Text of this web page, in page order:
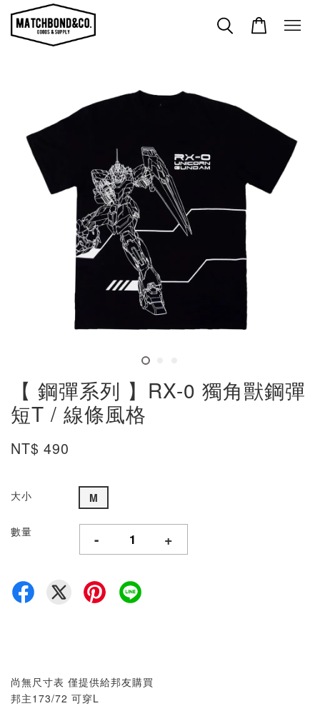
【 鋼彈系列 】RX-0 獨角獸鋼彈
短T / 線條風格
NT$ 490
大小 M
數量 - +
尚無尺寸表 僅提供給邦友購買
邦主173/72 可穿L